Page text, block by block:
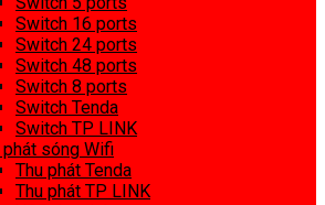
Switch 16 ports
Switch 24 ports
Switch 48 ports
Switch 8 ports
Switch Tenda
Switch TP LINK
phát sóng Wifi
Thu phát Tenda
Thu phát TP LINK